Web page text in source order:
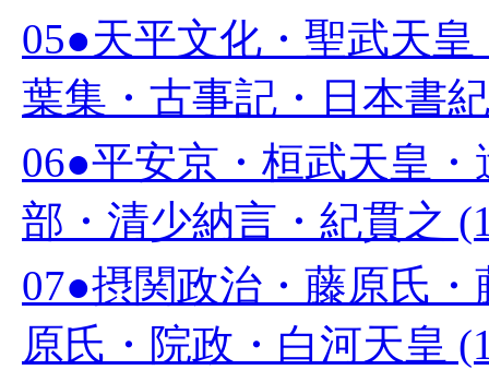
05●天平文化・聖武天
葉集・古事記・日本書
06●平安京・桓武天皇
部・清少納言・紀貫之
07●摂関政治・藤原氏
原氏・院政・白河天皇